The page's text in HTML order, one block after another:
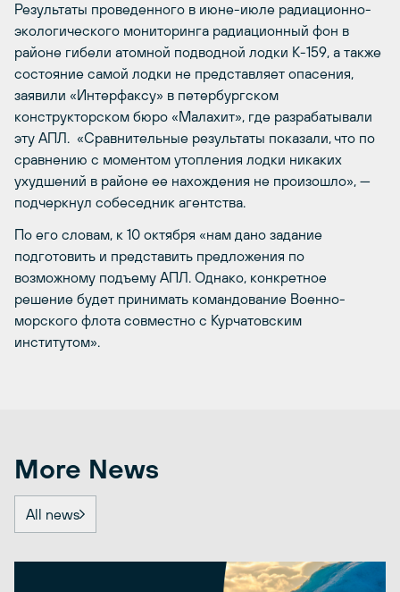
Результаты проведенного в июне-июле радиационно-
экологического мониторинга радиационный фон в
районе гибели атомной подводной лодки К-159, а также
состояние самой лодки не представляет опасения,
заявили «Интерфаксу» в петербургском
конструкторском бюро «Малахит», где разрабатывали
эту АПЛ. «Сравнительные результаты показали, что по
сравнению с моментом утопления лодки никаких
ухудшений в районе ее нахождения не произошло», —
подчеркнул собеседник агентства.
По его словам, к 10 октября «нам дано задание
подготовить и представить предложения по
возможному подъему АПЛ. Однако, конкретное
решение будет принимать командование Военно-
морского флота совместно с Курчатовским
институтом».
More News
All news